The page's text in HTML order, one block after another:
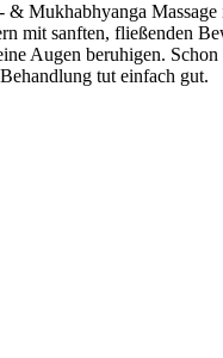
Mukhabhyanga Massage
mit sanften, fließenden
Augen beruhigen.
tut einfach gut.